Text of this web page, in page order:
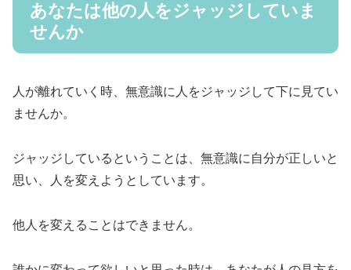
あなたは他の人をジャッジしていま
せんか
人が離れていく時、無意識に人をジャッジして下に見てい
ませんか。
ジャッジしているということは、無意識に自分が正しいと
思い、人を変えようとしています。
他人を変えることはできません。